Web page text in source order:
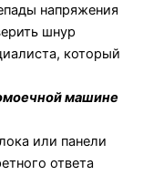
напряжения
шнур
который
машине
или панели
ответа